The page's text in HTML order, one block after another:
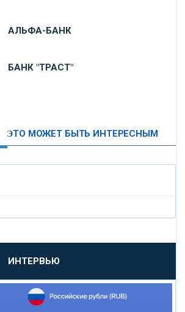
АЛЬФА-БАНК
БАНК "ТРАСТ"
«ПРОМСВЯЗЬБАНК»
«НОВИКОМБАНК»
ЭТО МОЖЕТ БЫТЬ ИНТЕРЕСНЫМ
ИНТЕРВЬЮ